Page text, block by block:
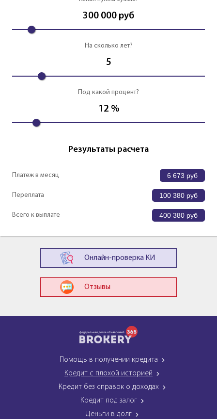
300 000 руб
На сколько лет?
5
Под какой процент?
12 %
Результаты расчета
Платеж в месяц 6 673 руб
Переплата 100 380 руб
Всего к выплате 400 380 руб
Онлайн-проверка КИ
Отзывы
Помощь в получении кредита
Кредит с плохой историей
Кредит без справок о доходах
Кредит под залог
Деньги в долг